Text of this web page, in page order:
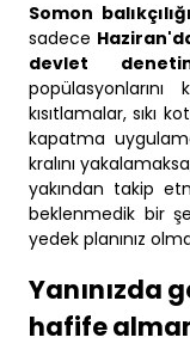
Somon
sadece
devlet
kısıtlamalar,
kapatma
kralını
yakından takip
beklenmedik bir
yedek planınız
Yanınızda
hafife